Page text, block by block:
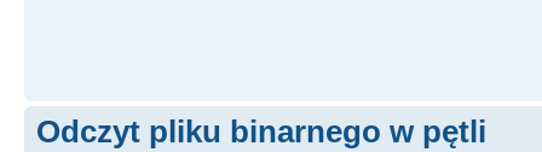
Odczyt pliku binarnego w pętli